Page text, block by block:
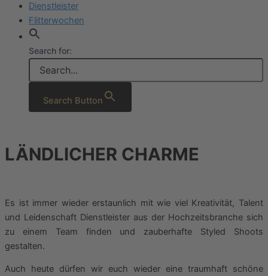
Dienstleister
Flitterwochen
Search for:
Search Button
LÄNDLICHER CHARME
Es ist immer wieder erstaunlich mit wie viel Kreativität, Talent
und Leidenschaft Dienstleister aus der Hochzeitsbranche sich
zu einem Team finden und zauberhafte Styled Shoots
gestalten.
Auch heute dürfen wir euch wieder eine traumhaft schöne